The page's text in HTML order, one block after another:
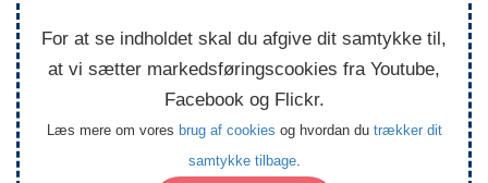
For at se indholdet skal du afgive dit samtykke til,
at vi sætter markedsføringscookies fra Youtube,
Facebook og Flickr.
Læs mere om vores brug af cookies og hvordan du trækker dit
samtykke tilbage.